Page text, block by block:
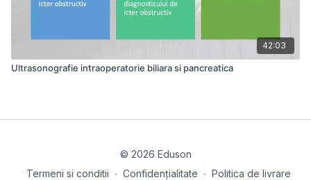
42:03
Ultrasonografie intraoperatorie biliara si pancreatica
© 2026 Eduson
Termeni si conditii ∙ Confidențialitate ∙ Politica de livrare